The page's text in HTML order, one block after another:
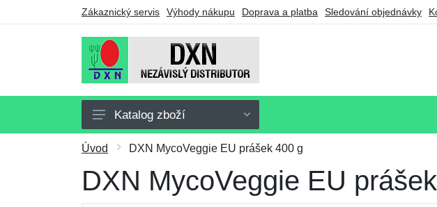
Zákaznický servis Výhody nákupu Doprava a platba Sledování objednávky
Doplňky stravy
Nápoje
Katalog zboží
Úvod DXN MycoVeggie EU prášek 400 g
DXN MycoVeggie EU